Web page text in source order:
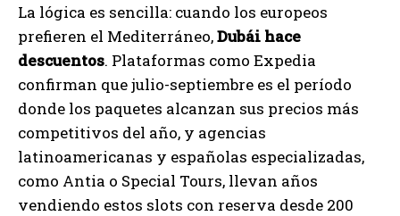
La lógica es sencilla: cuando los europeos
prefieren el Mediterráneo,Dubái hace
descuentos. Plataformas como Expedia
confirman que julio-septiembre es el período
donde los paquetes alcanzan sus precios más
competitivos del año, y agencias
latinoamericanas y españolas especializadas,
como Antia o Special Tours, llevan años
vendiendo estos slots con reserva desde 200